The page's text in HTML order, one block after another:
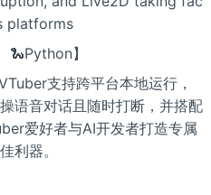
platforms
🐍Python】
支持跨平台本地运行，
语音对话且随时打断，并搭配
爱好者与AI开发者打造专属
利器。